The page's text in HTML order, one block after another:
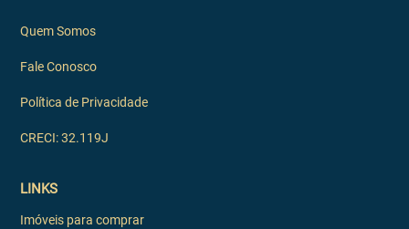
Quem Somos
Fale Conosco
Política de Privacidade
CRECI: 32.119J
LINKS
Imóveis para comprar